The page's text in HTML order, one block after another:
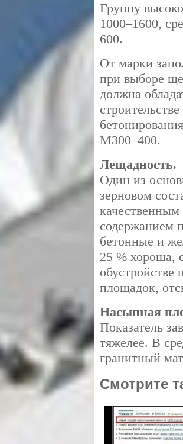
Группу
1000–1600,
600.
От марки
при выборе
должна
М300–400.
Лещадность.
Один из
зерновом
содержанием
бетонные и
25 % хороша,
площадок,
Насыпная
Показатель
тяжелее. В
гранитный
Смотрите